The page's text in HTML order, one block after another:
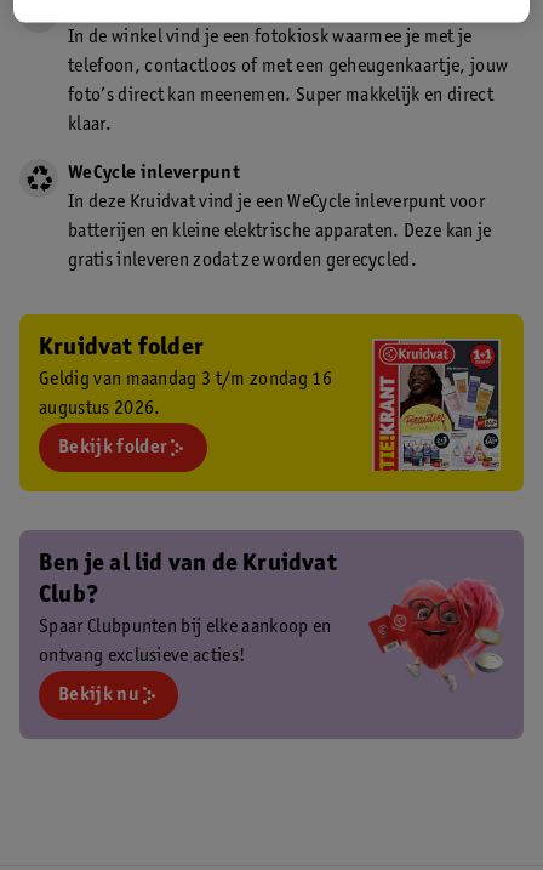
In de winkel vind je een fotokiosk waarmee je met je
telefoon, contactloos of met een geheugenkaartje, jouw
foto’s direct kan meenemen. Super makkelijk en direct
klaar.
WeCycle inleverpunt
In deze Kruidvat vind je een WeCycle inleverpunt voor
batterijen en kleine elektrische apparaten. Deze kan je
gratis inleveren zodat ze worden gerecycled.
Kruidvat folder
Geldig van maandag 3 t/m zondag 16
augustus 2026.
Bekijk folder
Ben je al lid van de Kruidvat
Club?
Spaar Clubpunten bij elke aankoop en
ontvang exclusieve acties!
Bekijk nu